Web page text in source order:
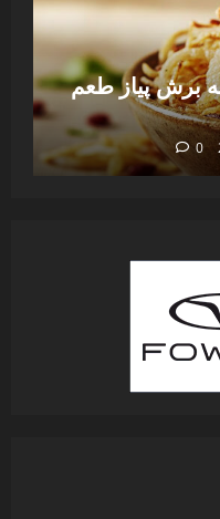
برش پیاز طعم
0